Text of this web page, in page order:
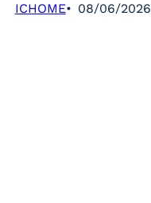
ICHOME 08/06/2026